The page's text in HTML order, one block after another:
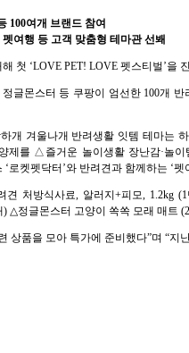
100여개 브랜드 참여
여행 등 고객 맞춤형 테마관 선봬
첫 ‘LOVE PET! LOVE 펫스티벌’을
글몬스터 등 쿠팡이 엄선한 100개
개 겨울나개 반려생활 잇템 테마는
제를 △즐거운 놀이생활 장난감·
로켓펫닥터’와 반려견과 함께하는 ‘펫
처방식사료, 알러지+피모, 1.2kg
△정글몬스터 고양이 쏙쏙 모래 매트
상품을 모아 특가에 준비했다”며 “